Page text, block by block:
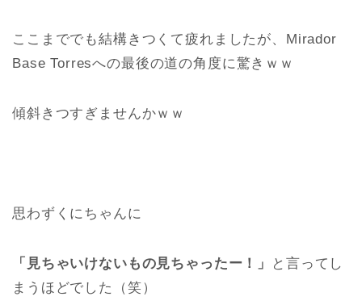
ここまででも結構きつくて疲れましたが、Mirador
Base Torresへの最後の道の角度に驚きｗｗ
傾斜きつすぎませんかｗｗ
思わずくにちゃんに
「見ちゃいけないもの見ちゃったー！」
と言ってし
まうほどでした（笑）